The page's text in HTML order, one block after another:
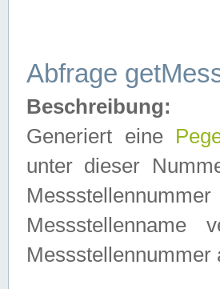
Abfrage
Beschreibung:
Generiert eine
unter dieser
Messstellennummer